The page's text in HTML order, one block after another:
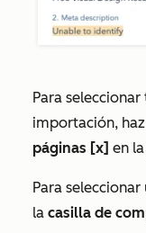
Para
importación,
páginas [x] en
Para
la casilla de